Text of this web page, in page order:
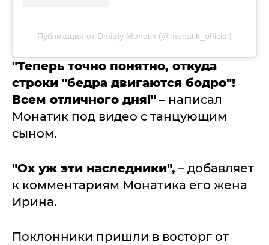
Публикация от Dmitriy Monatik (@monatik_official)
"Теперь точно понятно, откуда
строки "бeдра двигаются бодро"!
Всем отличного дня!" – написал
Монатик под видео с танцующим
сыном.
"Ох уж эти наследники", – добавляет
к комментариям Монатика его жена
Ирина.
Поклонники пришли в восторг от